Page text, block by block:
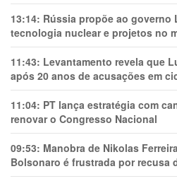
13:14: Rússia propõe ao governo
tecnologia nuclear e projetos no
11:43: Levantamento revela que
após 20 anos de acusações em
11:04: PT lança estratégia com
renovar o Congresso Nacional
09:53: Manobra de Nikolas
Bolsonaro é frustrada por recusa